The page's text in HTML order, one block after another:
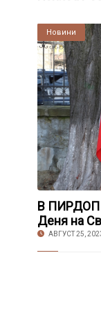
Култура
Новини
В ПИРДОП
Деня на
АВГУСТ 25,